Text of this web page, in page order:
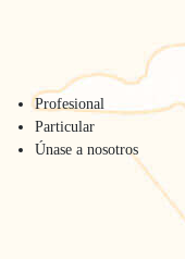
Profesional
Particular
Únase a nosotros